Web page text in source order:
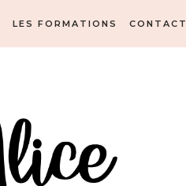
LES FORMATIONS CONTACT